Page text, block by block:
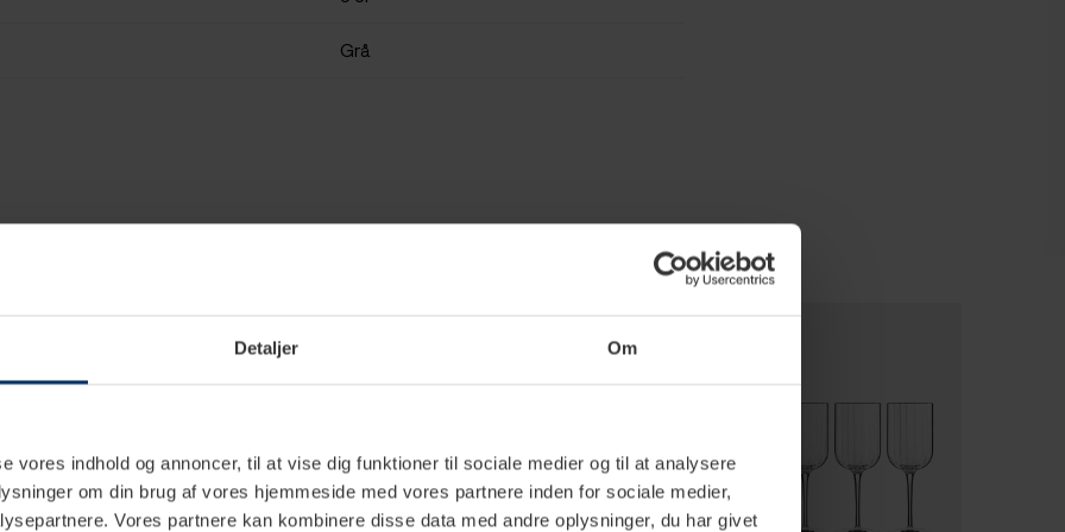
Detaljer Om
vores indhold og annoncer, til at vise dig funktioner til sociale medier og til at analysere
om din brug af vores hjemmeside med vores partnere inden for sociale medier,
Vores partnere kan kombinere disse data med andre oplysninger, du har givet
Grå